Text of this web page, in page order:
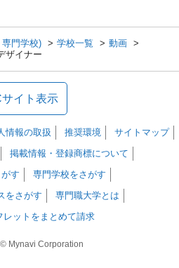
門学校) 学校一覧
動画
ザイナー
サイト表示
情報の取扱 推奨環境
サイトマップ
掲載情報・登録商標について
す
専門学校をさがす
をさがす
専門職大学とは
レットをまとめて請求
Mynavi Corporation